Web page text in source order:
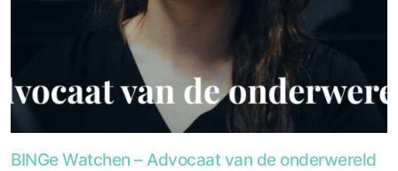
BINGe Watchen – Advocaat van de onderwereld